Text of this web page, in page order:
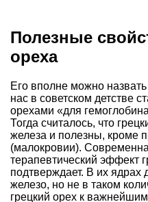
Полезные
ореха
Его вполне можно
нас в советском детстве
орехами «для
Тогда считалось, что
железа и полезны, кроме
(малокровии).
терапевтический эффект
подтверждает. В их ядрах
железо, но не в таком
грецкий орех к